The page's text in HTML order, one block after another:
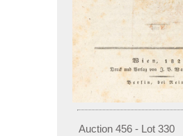
Auction 456 - Lot 330